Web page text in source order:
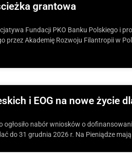
grantowa
Fundacji PKO Banku Polskiego i
przez Akademię Rozwoju Filantropii w
i EOG na nowe życie
nabór wniosków o
do 31 grudnia 2026 r. Na Pieniądze